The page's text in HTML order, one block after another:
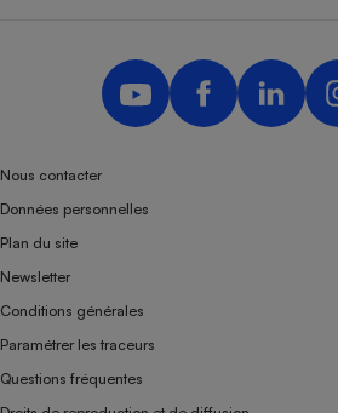
Nous contacter
Données personnelles
Plan du site
Newsletter
Conditions générales
Paramétrer les traceurs
Questions fréquentes